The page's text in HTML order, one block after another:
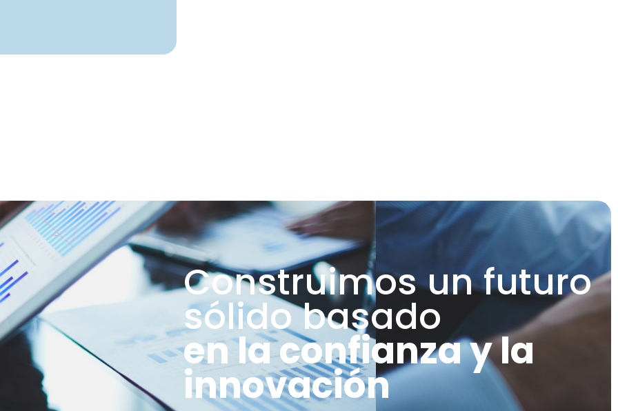
Construimos un futuro
sólido basado
en la confianza y la
innovación